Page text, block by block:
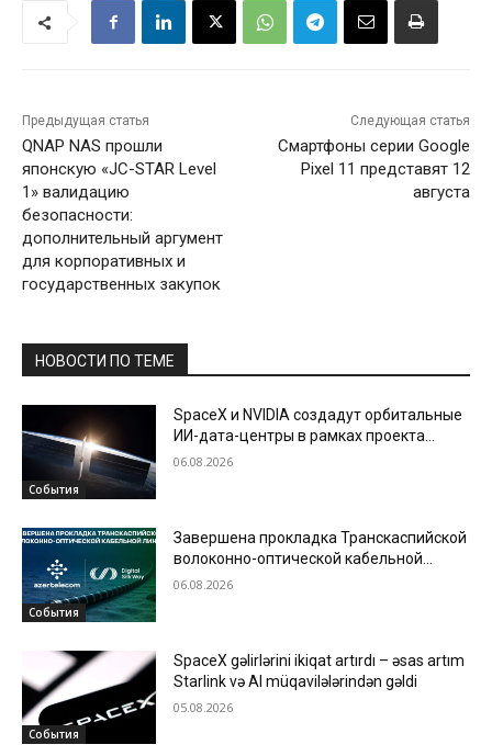
Предыдущая статья
QNAP NAS прошли
японскую «JC-STAR Level
1» валидацию
безопасности:
дополнительный аргумент
для корпоративных и
государственных закупок
Следующая статья
Смартфоны серии Google
Pixel 11 представят 12
августа
НОВОСТИ ПО ТЕМЕ
События
SpaceX и NVIDIA создадут орбитальные
ИИ-дата-центры в рамках проекта
Starmind
06.08.2026
События
Завершена прокладка Транскаспийской
волоконно-оптической кабельной
линии по дну Каспийского моря
06.08.2026
События
SpaceX gəlirlərini ikiqat artırdı – əsas artım
Starlink və AI müqavilələrindən gəldi
05.08.2026